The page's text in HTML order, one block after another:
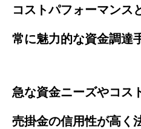
コストパフォーマンス
常に魅力的な資金調達
急な資金ニーズやコス
売掛金の信用性が高く